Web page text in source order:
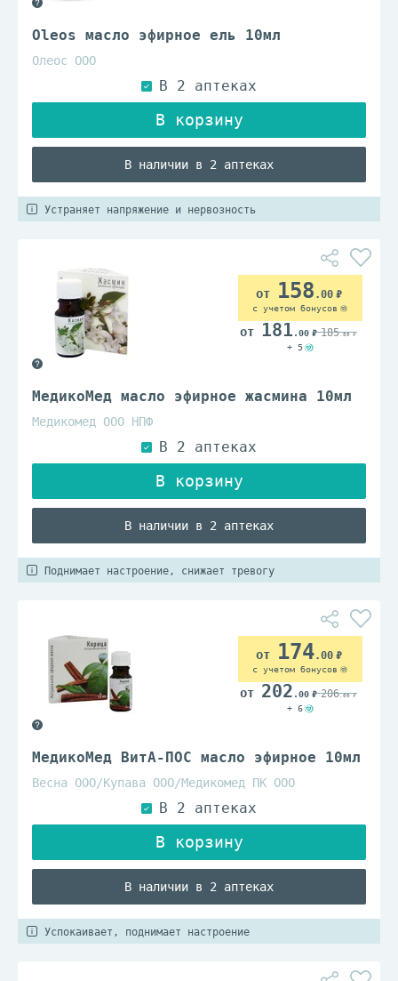
Oleos масло эфирное ель 10мл
Олеос ООО
В наличии в 2 аптеках
Устраняет напряжение и нервозность
МедикоМед масло эфирное жасмина 10мл
Медикомед ООО НПФ
В наличии в 2 аптеках
158 .00
с учетом бонусов
181 .00 185.00
+ 5
Поднимает настроение, снижает тревогу
МедикоМед ВитА-ПОС масло эфирное 10мл
Весна ООО/Купава ООО/Медикомед ПК ООО
В наличии в 2 аптеках
174.00
с учетом бонусов
202 .00 206.00
+ 6
Успокаивает, поднимает настроение